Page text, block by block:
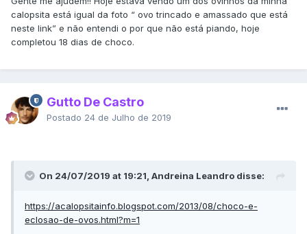
calopsita está igual da foto “ ovo trincado e amassado que está
neste link” e não entendi o por que não está piando, hoje
completou 18 dias de choco.
Gutto De Castro
Postado 24 de Julho de 2019
On 24/07/2019 at 19:21, Andreina Leandro disse:
https://acalopsitainfo.blogspot.com/2013/08/choco-e-
eclosao-de-ovos.html?m=1